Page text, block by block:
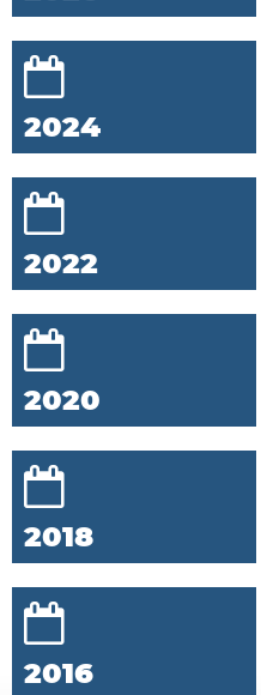
2024
2022
2020
2018
2016